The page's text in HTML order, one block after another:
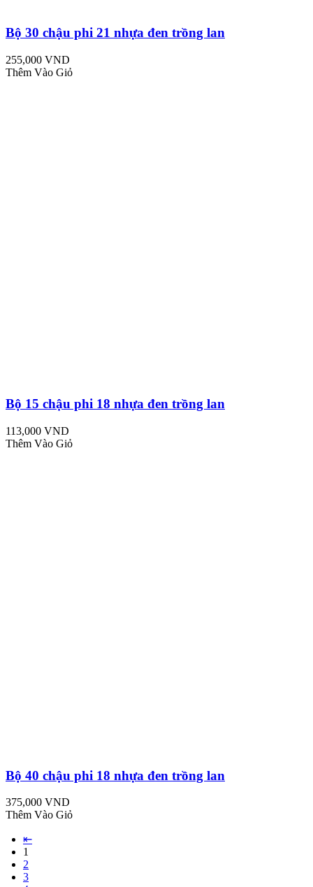
Bộ 30 chậu phi 21 nhựa đen trồng lan
255,000 VND
Thêm Vào Giỏ
Bộ 15 chậu phi 18 nhựa đen trồng lan
113,000 VND
Thêm Vào Giỏ
Bộ 40 chậu phi 18 nhựa đen trồng lan
375,000 VND
Thêm Vào Giỏ
⇤
1
2
3